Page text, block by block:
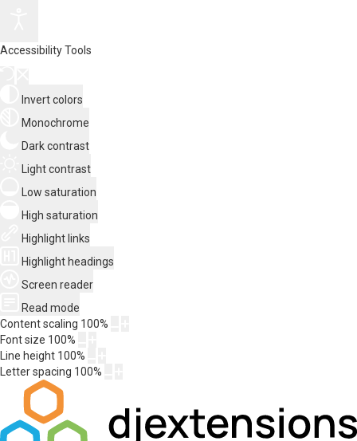
Accessibility Tools
Invert colors
Monochrome
Dark contrast
Light contrast
Low saturation
High saturation
Highlight links
Highlight headings
Screen reader
Read mode
Content scaling 100%
Font size 100%
Line height 100%
Letter spacing 100%